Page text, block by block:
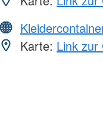
Karte: Link zur